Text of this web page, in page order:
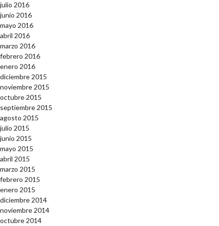
julio 2016
junio 2016
mayo 2016
abril 2016
marzo 2016
febrero 2016
enero 2016
diciembre 2015
noviembre 2015
octubre 2015
septiembre 2015
agosto 2015
julio 2015
junio 2015
mayo 2015
abril 2015
marzo 2015
febrero 2015
enero 2015
diciembre 2014
noviembre 2014
octubre 2014